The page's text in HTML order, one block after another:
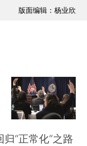
生，但如果我们
更快恢复。”耶
。她上月曾表
任，她说会与总
版面编辑：杨业欣
归“正常化”之路